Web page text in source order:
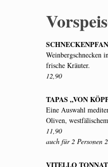
Weinbergschnecken
frische Kräuter.
12,90
TAPAS „VON
Eine Auswahl
Oliven,
11,90
auch für 2 Personen
VITELLO